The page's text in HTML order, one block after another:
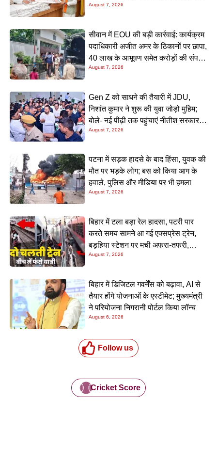
अपील
August 7, 2026
सीवान में EOU की बड़ी कार्रवाई: कार्यक्रम
पदाधिकारी अजीत अमर के ठिकानों पर छापा,
40 लाख के आभूषण समेत करोड़ों की संपत्ति
की जांच शुरू
August 7, 2026
Gen Z को साधने की तैयारी में JDU,
निशांत कुमार ने शुरू की युवा जोड़ो मुहिम;
बोले- नई पीढ़ी तक पहुंचाएं नीतीश सरकार के
20 सालों के काम
August 7, 2026
पटना में सड़क हादसे के बाद हिंसा, युवक की
मौत पर भड़के लोग; बस को किया आग के
हवाले, पुलिस और मीडिया पर भी हमला
August 7, 2026
बिहार में टला बड़ा रेल हादसा, पटरी पार
करते समय सामने आ गई एक्सप्रेस ट्रेन,
बड़हिया स्टेशन पर मची अफरा-तफरी,
यात्रियों की लापरवाही आई सामने
August 7, 2026
बिहार में डिजिटल गवर्नेंस को बढ़ावा, AI से
तैयार होंगे योजनाओं के एस्टीमेट; मुख्यमंत्री
ने परियोजना निगरानी पोर्टल किया लॉन्च
August 6, 2026
Follow us
Cricket Score